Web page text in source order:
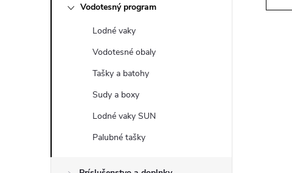
Vodotesný program
Lodné vaky
Vodotesné obaly
Tašky a batohy
Sudy a boxy
Lodné vaky SUN
Palubné tašky